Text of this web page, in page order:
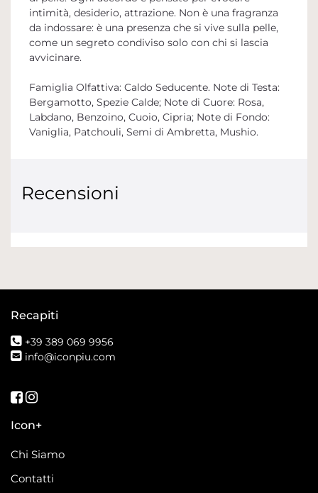
intimità, desiderio, attrazione. Non è una fragranza
da indossare: è una presenza che si vive sulla pelle,
come un segreto condiviso solo con chi si lascia
avvicinare.
Famiglia Olfattiva: Caldo Seducente. Note di Testa:
Bergamotto, Spezie Calde; Note di Cuore: Rosa,
Labdano, Benzoino, Cuoio, Cipria; Note di Fondo:
Vaniglia, Patchouli, Semi di Ambretta, Mushio.
Recensioni
Recapiti
+39 389 069 9956
info@iconpiu.com
Seguici su Facebook
Seguici su Instagram
Icon+
Chi Siamo
Contatti